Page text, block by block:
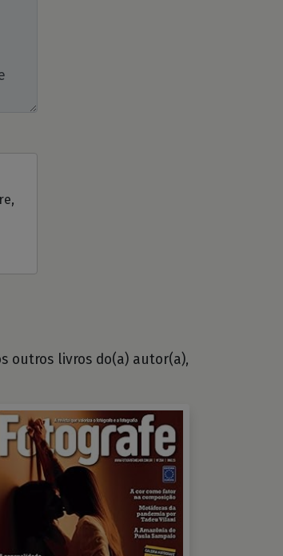
outros livros do(a) autor(a),